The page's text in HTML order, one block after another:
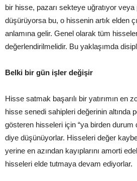
bir hisse, pazarı sekteye uğratıyor
düşürüyorsa bu, o hissenin artık elden
anlamına gelir. Genel olarak tüm
değerlendirilmelidir. Bu yaklaşımda
Belki bir gün işler değişir
Hisse satmak başarılı bir yatırımın en
hisse senedi sahipleri değerinin altında
gösteren hisseleri için “ya birden durum
diye düşünüyorlar. Hisseleri değer
yerine en azından kayıplarını amorti
hisseleri elde tutmaya devam ediyorlar.